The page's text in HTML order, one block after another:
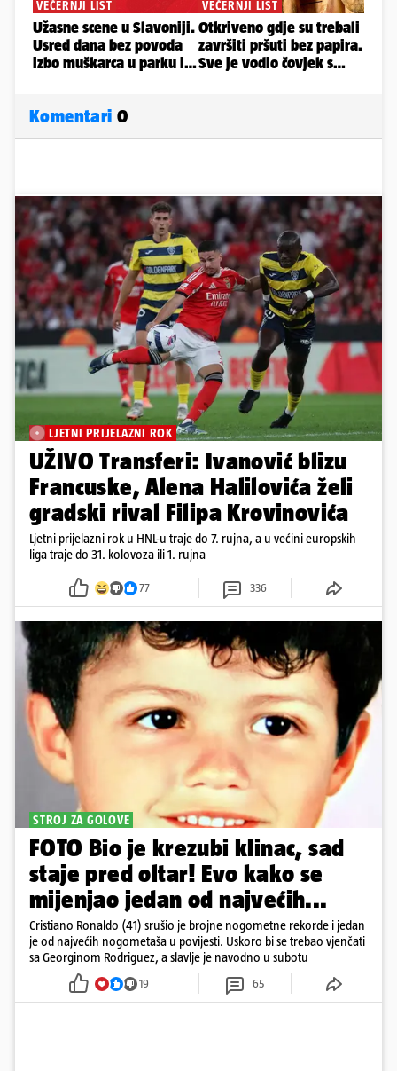
Komentari 0
LJETNI PRIJELAZNI ROK
UŽIVO Transferi: Ivanović blizu
Francuske, Alena Halilovića želi
gradski rival Filipa Krovinovića
Ljetni prijelazni rok u HNL-u traje do 7. rujna, a u većini europskih
liga traje do 31. kolovoza ili 1. rujna
77 336
STROJ ZA GOLOVE
FOTO Bio je krezubi klinac, sad
staje pred oltar! Evo kako se
mijenjao jedan od najvećih...
Cristiano Ronaldo (41) srušio je brojne nogometne rekorde i jedan
je od najvećih nogometaša u povijesti. Uskoro bi se trebao vjenčati
sa Georginom Rodriguez, a slavlje je navodno u subotu
19 65